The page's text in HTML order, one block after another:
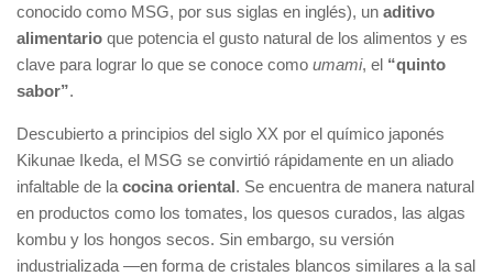
conocido como MSG, por sus siglas en inglés), un aditivo
alimentario que potencia el gusto natural de los alimentos y es
clave para lograr lo que se conoce como umami, el “quinto
sabor”.
Descubierto a principios del siglo XX por el químico japonés
Kikunae Ikeda, el MSG se convirtió rápidamente en un aliado
infaltable de la cocina oriental. Se encuentra de manera natural
en productos como los tomates, los quesos curados, las algas
kombu y los hongos secos. Sin embargo, su versión
industrializada —en forma de cristales blancos similares a la sal